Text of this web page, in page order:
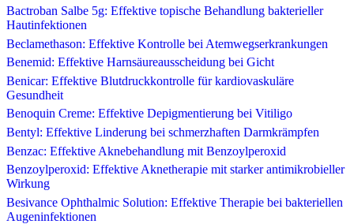
Bactroban Salbe 5g: Effektive topische Behandlung bakterieller
Hautinfektionen
Beclamethason: Effektive Kontrolle bei Atemwegserkrankungen
Benemid: Effektive Harnsäureausscheidung bei Gicht
Benicar: Effektive Blutdruckkontrolle für kardiovaskuläre
Gesundheit
Benoquin Creme: Effektive Depigmentierung bei Vitiligo
Bentyl: Effektive Linderung bei schmerzhaften Darmkrämpfen
Benzac: Effektive Aknebehandlung mit Benzoylperoxid
Benzoylperoxid: Effektive Aknetherapie mit starker antimikrobieller
Wirkung
Besivance Ophthalmic Solution: Effektive Therapie bei bakteriellen
Augeninfektionen